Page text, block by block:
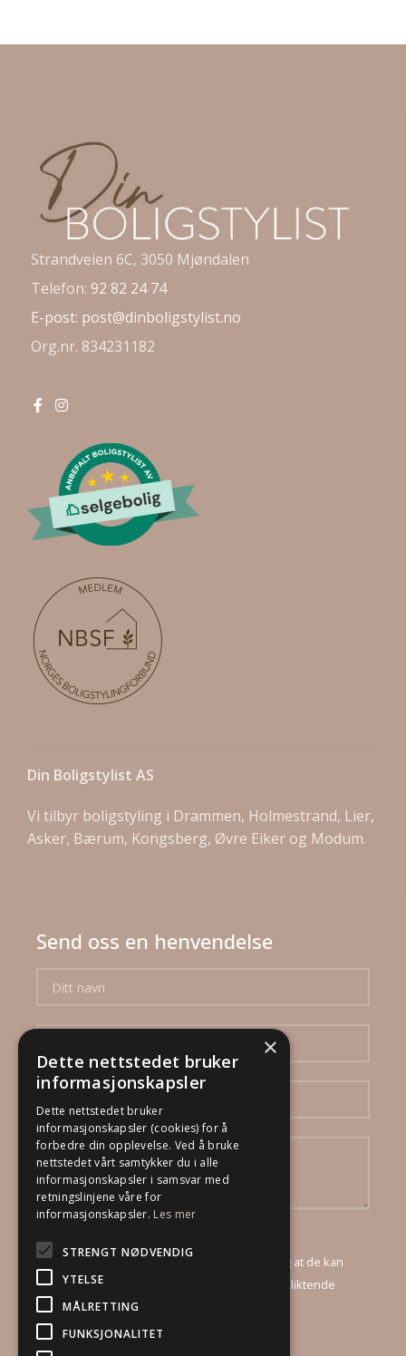
Strandveien 6C, 3050 Mjøndalen
Telefon: 92 82 24 74
E-post: post@dinboligstylist.no
Org.nr. 834231182
Din Boligstylist AS
Vi tilbyr boligstyling i Drammen, Holmestrand, Lier,
Asker, Bærum, Kongsberg, Øvre Eiker og Modum.
Send oss en henvendelse
DinBoligStylist AS mottar mine opplysninger, og at de kan
kontakte meg via e-post og telefon for et uforpliktende
tilbud.
×
Dette nettstedet bruker
informasjonskapsler
Dette nettstedet bruker
informasjonskapsler (cookies) for å
forbedre din opplevelse. Ved å bruke
nettstedet vårt samtykker du i alle
informasjonskapsler i samsvar med
retningslinjene våre for
informasjonskapsler. Les mer
STRENGT NØDVENDIG
YTELSE
MÅLRETTING
FUNKSJONALITET